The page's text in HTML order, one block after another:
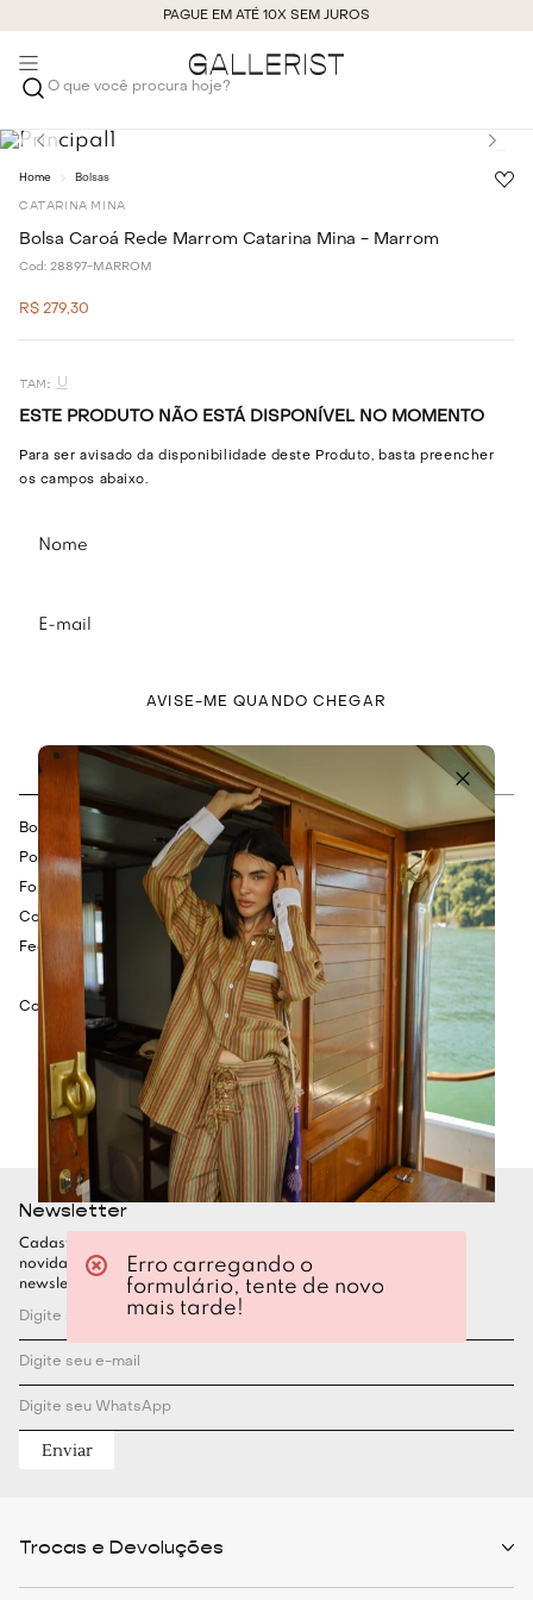
PAGUE EM ATÉ 10X SEM JUROS
O que você procura hoje?
Bolsas
CATARINA MINA
Bolsa Caroá Rede Marrom Catarina Mina - Marrom
Cod: 28897-MARROM
R$ 279,30
U
ESTE PRODUTO NÃO ESTÁ DISPONÍVEL NO MOMENTO
Para ser avisado da disponibilidade deste Produto, basta preencher
os campos abaixo.
AVISE-ME QUANDO CHEGAR
Descrição
Bolsa confeccionada em mistura de palha e crochet.
Possui alça a tiracolo.
Forro com fecho de cordões acetinados.
Conta com charms em tassel no cordão.
Fechamento tipo sacola.
Cor: Marrom.
Newsletter
Cadastre-se para ficar por dentro de todas as nossas
novidades. Garanta seu desconto assinando nossa
newsletter
Enviar
Trocas e Devoluções
Erro carregando o
formulário, tente de novo
mais tarde!